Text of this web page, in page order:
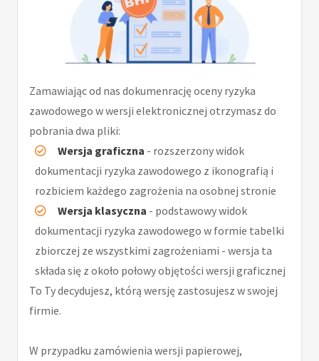
Zamawiając od nas dokumenrację oceny ryzyka
zawodowego w wersji elektronicznej otrzymasz do
pobrania dwa pliki:
Wersja graficzna - rozszerzony widok
dokumentacji ryzyka zawodowego z ikonografią i
rozbiciem każdego zagrożenia na osobnej stronie
Wersja klasyczna - podstawowy widok
dokumentacji ryzyka zawodowego w formie tabelki
zbiorczej ze wszystkimi zagrożeniami - wersja ta
składa się z około połowy objętości wersji graficznej
To Ty decydujesz, którą wersję zastosujesz w swojej
firmie.
W przypadku zamówienia wersji papierowej,